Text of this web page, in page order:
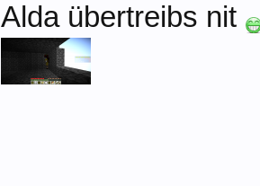
Alda übertreibs nit